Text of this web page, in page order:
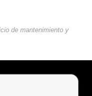
de mantenimiento y